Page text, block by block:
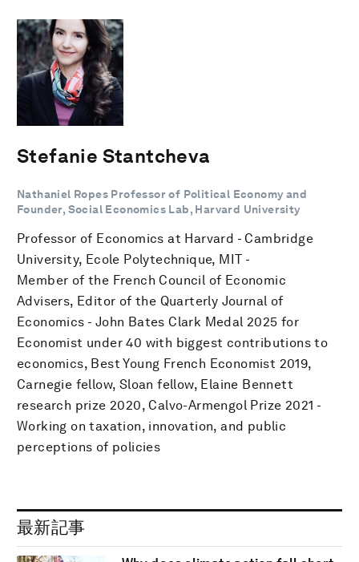
Stefanie Stantcheva
Nathaniel Ropes Professor of Political Economy and
Founder, Social Economics Lab, Harvard University
Professor of Economics at Harvard - Cambridge
University, Ecole Polytechnique, MIT -
Member of the French Council of Economic
Advisers, Editor of the Quarterly Journal of
Economics - John Bates Clark Medal 2025 for
Economist under 40 with biggest contributions to
economics, Best Young French Economist 2019,
Carnegie fellow, Sloan fellow, Elaine Bennett
research prize 2020, Calvo-Armengol Prize 2021 -
Working on taxation, innovation, and public
perceptions of policies
最新記事